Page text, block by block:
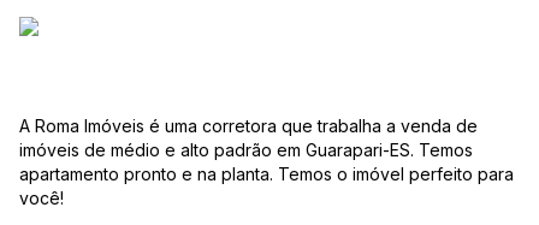
A Roma Imóveis é uma corretora que trabalha a venda de
imóveis de médio e alto padrão em Guarapari-ES. Temos
apartamento pronto e na planta. Temos o imóvel perfeito para
você!